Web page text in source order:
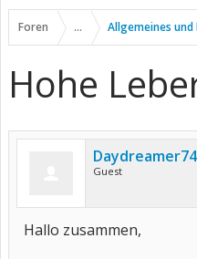
Foren ... Allgemeines und
Hohe
Daydreamer74
Guest
Hallo zusammen,